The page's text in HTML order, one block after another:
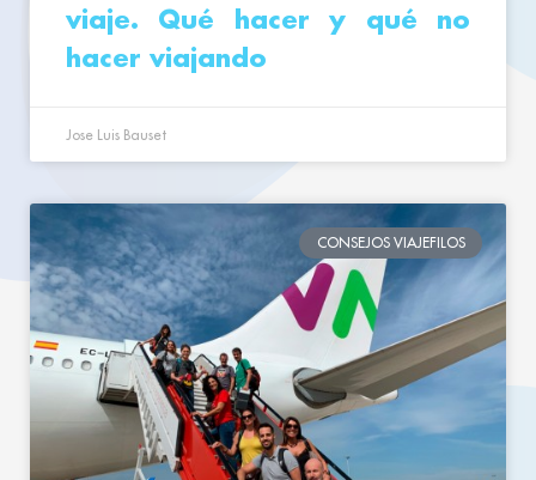
viaje. Qué hacer y qué no
hacer viajando
Jose Luis Bauset
CONSEJOS VIAJEFILOS